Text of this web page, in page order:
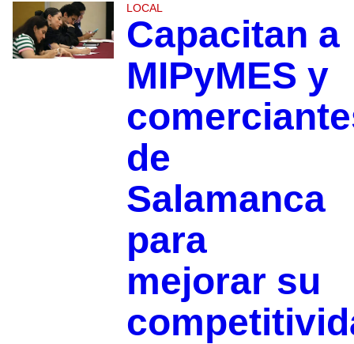
LOCAL
Capacitan a
MIPyMES y
de
Salamanca
para
mejorar su